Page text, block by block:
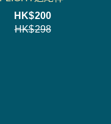
HK$200
HK$298